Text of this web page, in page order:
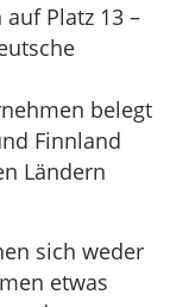
Platz 13 –
belegt
Finnland
Ländern
sich weder
etwas